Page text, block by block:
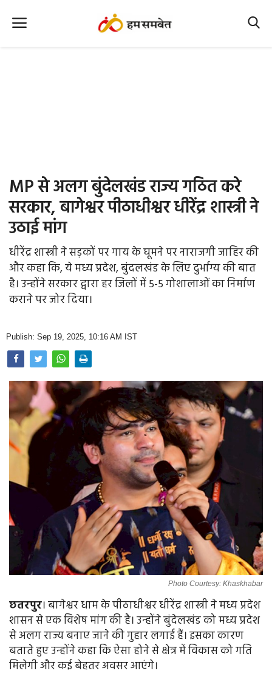
Office Office
Political Gossips
Farm & Food
Opinion
Photo Gallery
Home
MP से अलग बुंदेलखंड राज्य गठित करे
सरकार, बागेश्वर पीठाधीश्वर धीरेंद्र शास्त्री ने
उठाई मांग
धीरेंद्र शास्त्री ने सड़कों पर गाय के घूमने पर नाराजगी जाहिर की
और कहा कि, ये मध्य प्रदेश, बुंदलखंड के लिए दुर्भाग्य की बात
है। उन्होंने सरकार द्वारा हर जिलों में 5-5 गोशालाओं का निर्माण
कराने पर जोर दिया।
Publish: Sep 19, 2025, 10:16 AM IST
Photo Courtesy: Khaskhabar
छतरपुर। बागेश्वर धाम के पीठाधीश्वर धीरेंद्र शास्त्री ने मध्य प्रदेश
शासन से एक विशेष मांग की है। उन्होंने बुंदेलखंड को मध्य प्रदेश
से अलग राज्य बनाए जाने की गुहार लगाई हैं। इसका कारण
बताते हुए उन्होंने कहा कि ऐसा होने से क्षेत्र में विकास को गति
मिलेगी और कई बेहतर अवसर आएंगे।